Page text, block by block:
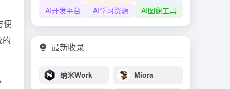
便
的
AI开发平台
AI学习资源 AI图像工具
最新收录
纳米Work Miora